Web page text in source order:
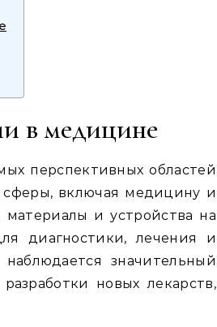
в медицине
перспективных областей
сферы, включая медицину и
материалы и устройства на
диагностики, лечения и
значительный
новых лекарств,